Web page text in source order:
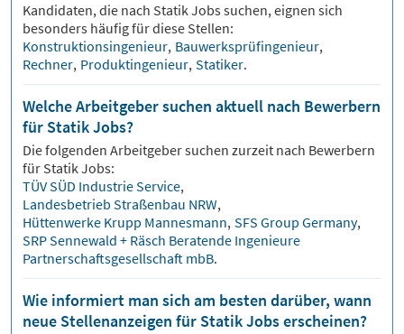
Kandidaten, die nach StatikJobs suchen, eignen sich
besonders häufig für diese Stellen:
Konstruktionsingenieur, Bauwerksprüfingenieur,
Rechner, Produktingenieur, Statiker.
Welche Arbeitgeber suchen aktuell nach Bewerbern
für Statik Jobs?
Die folgenden Arbeitgeber suchen zurzeit nach Bewerbern
für StatikJobs:
TÜV SÜD Industrie Service,
Landesbetrieb Straßenbau NRW,
Hüttenwerke Krupp Mannesmann, SFS Group Germany,
SRP Sennewald + Räsch Beratende Ingenieure
Partnerschaftsgesellschaft mbB.
Wie informiert man sich am besten darüber, wann
neue Stellenanzeigen für Statik Jobs erscheinen?